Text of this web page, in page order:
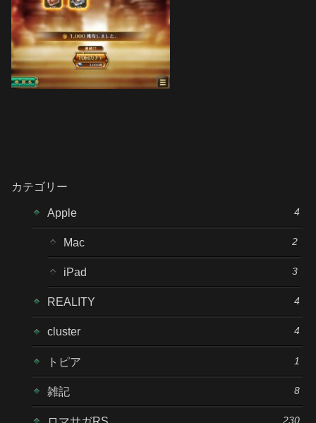
カテゴリー
Apple 4
Mac 2
iPad 3
REALITY 4
cluster 4
トピア 1
雑記 8
230